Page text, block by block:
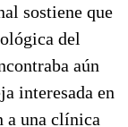
sostiene que
del
aún
interesada en
a una clínica